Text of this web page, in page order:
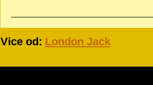
Vice od: London Jack